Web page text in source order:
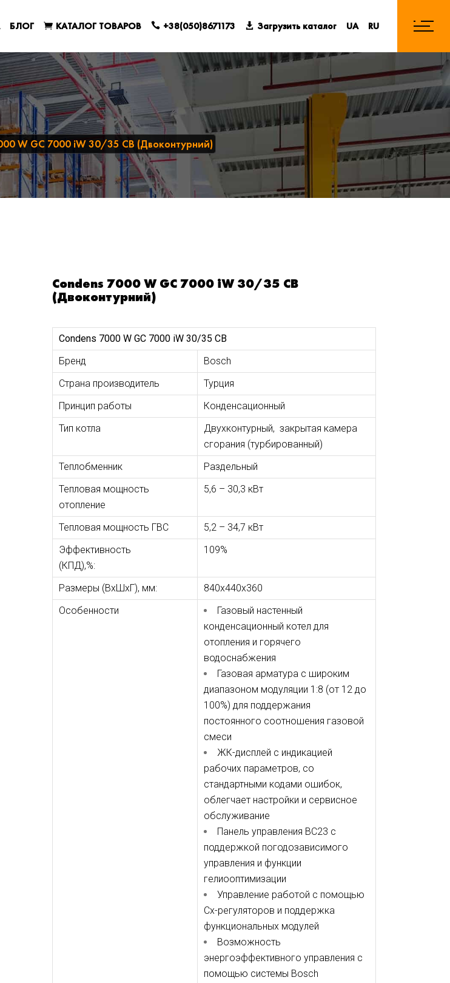
БЛОГ КАТАЛОГ ТОВАРОВ +38(050)8671173 Загрузить каталог UA RU
W GC 7000 iW 30/35 CB (Двоконтурний)
Condens 7000 W GC 7000 iW 30/35 CB
(Двоконтурний)
Condens 7000 W GC 7000 iW 30/35 CB
Бренд
Bosch
Страна производитель
Турция
Принцип работы
Конденсационный
Тип котла
Двухконтурный, закрытая камера
сгорания (турбированный)
Теплобменник
Раздельный
Тепловая мощность
отопление
5,6 – 30,3 кВт
Тепловая мощность ГВС
5,2 – 34,7 кВт
Эффективность
(КПД),%:
109%
Размеры (ВхШхГ), мм:
840x440x360
Особенности
Газовый настенный
конденсационный котел для
отопления и горячего
водоснабжения
Газовая арматура с широким
диапазоном модуляции 1:8 (от 12 до
100%) для поддержания
постоянного соотношения газовой
смеси
ЖК-дисплей с индикацией
рабочих параметров, со
стандартными кодами ошибок,
облегчает настройки и сервисное
обслуживание
Панель управления ВС23 с
поддержкой погодозависимого
управления и функции
гелиооптимизации
Управление работой с помощью
Cx-регуляторов и поддержка
функциональных модулей
Возможность
энергоэффективного управления с
помощью системы Bosch